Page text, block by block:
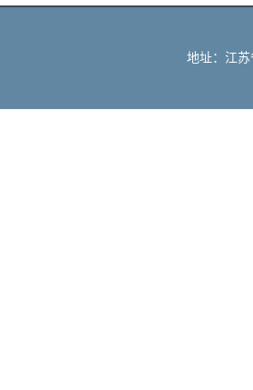
地址：江